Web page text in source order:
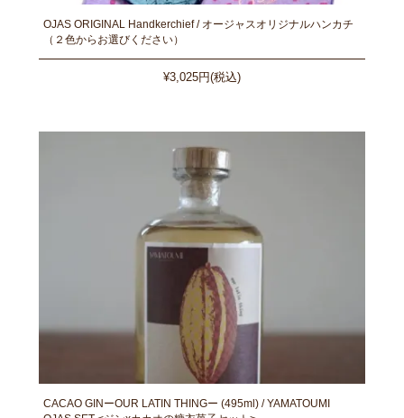
OJAS ORIGINAL Handkerchief / オージャスオリジナルハンカチ
（２色からお選びください）
¥3,025円(税込)
CACAO GINーOUR LATIN THINGー (495ml) / YAMATOUMI